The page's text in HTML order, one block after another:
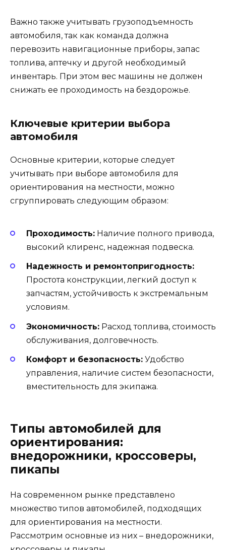
Важно также учитывать грузоподъемность
автомобиля, так как команда должна
перевозить навигационные приборы, запас
топлива, аптечку и другой необходимый
инвентарь. При этом вес машины не должен
снижать ее проходимость на бездорожье.
Ключевые критерии выбора
автомобиля
Основные критерии, которые следует
учитывать при выборе автомобиля для
ориентирования на местности, можно
сгруппировать следующим образом:
Проходимость: Наличие полного привода,
высокий клиренс, надежная подвеска.
Надежность и ремонтопригодность:
Простота конструкции, легкий доступ к
запчастям, устойчивость к экстремальным
условиям.
Экономичность: Расход топлива, стоимость
обслуживания, долговечность.
Комфорт и безопасность: Удобство
управления, наличие систем безопасности,
вместительность для экипажа.
Типы автомобилей для
ориентирования:
внедорожники, кроссоверы,
пикапы
На современном рынке представлено
множество типов автомобилей, подходящих
для ориентирования на местности.
Рассмотрим основные из них – внедорожники,